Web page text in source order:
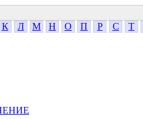
К Л М Н О П Р С Т